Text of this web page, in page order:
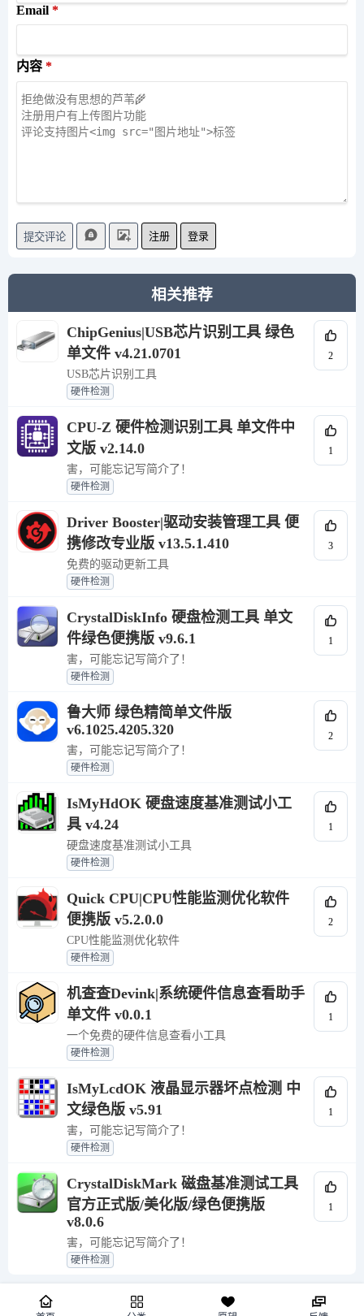
Email
内容
提交评论 注册 登录
相关推荐
ChipGenius|USB芯片识别工具 绿色
单文件 v4.21.0701
USB芯片识别工具
硬件检测
2
CPU-Z 硬件检测识别工具 单文件中
文版 v2.14.0
害，可能忘记写简介了！
硬件检测
1
Driver Booster|驱动安装管理工具 便
携修改专业版 v13.5.1.410
免费的驱动更新工具
硬件检测
3
CrystalDiskInfo 硬盘检测工具 单文
件绿色便携版 v9.6.1
害，可能忘记写简介了！
硬件检测
1
鲁大师 绿色精简单文件版
v6.1025.4205.320
害，可能忘记写简介了！
硬件检测
2
IsMyHdOK 硬盘速度基准测试小工
具 v4.24
硬盘速度基准测试小工具
硬件检测
1
Quick CPU|CPU性能监测优化软件
便携版 v5.2.0.0
CPU性能监测优化软件
硬件检测
2
机查查Devink|系统硬件信息查看助手
单文件 v0.0.1
一个免费的硬件信息查看小工具
硬件检测
1
IsMyLcdOK 液晶显示器坏点检测 中
文绿色版 v5.91
害，可能忘记写简介了！
硬件检测
1
CrystalDiskMark 磁盘基准测试工具
官方正式版/美化版/绿色便携版
v8.0.6
害，可能忘记写简介了！
硬件检测
1